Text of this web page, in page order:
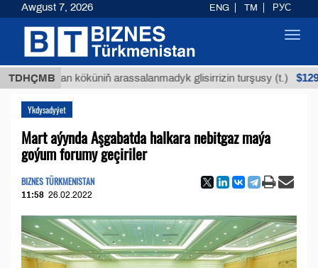
TDHÇMB
Buýan köküniň arassalanmadyk glisirrizin turşusy (t.) $12935,18
Ykdysadyýet
Mart aýynda Aşgabatda halkara nebitgaz maýa
goýum forumy geçiriler
BIZNES TÜRKMENISTAN
11:58 26.02.2022
Awgust 7, 2026 ENG TM РУС